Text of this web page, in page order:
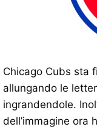
Chicago Cubs sta
allungando le
ingrandendole.
dell’immagine ora